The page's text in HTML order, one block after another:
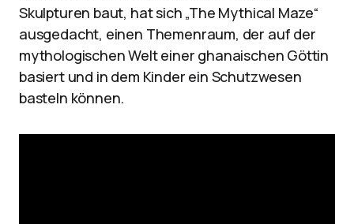
Skulpturen baut, hat sich „The Mythical Maze“
ausgedacht, einen Themenraum, der auf der
mythologischen Welt einer ghanaischen Göttin
basiert und in dem Kinder ein Schutzwesen
basteln können.